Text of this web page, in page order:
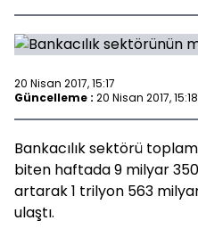
20 Nisan 2017, 15:17
Güncelleme : 20 Nisan 2017, 15:18
Bankacılık sektörü
biten haftada 9 milyar
artarak 1 trilyon 563
ulaştı.